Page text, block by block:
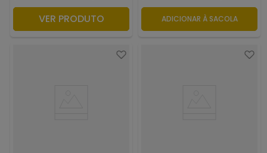
ADICIONAR À SACOLA
VER PRODUTO ADICIONAR À SACOLA